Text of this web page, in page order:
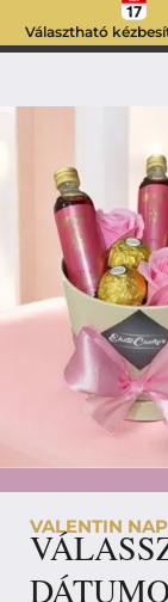
Választható
VALENTIN